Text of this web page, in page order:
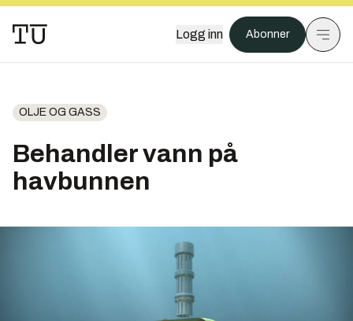
Logg inn Abonner
OLJE OG GASS
Behandler vann på
havbunnen